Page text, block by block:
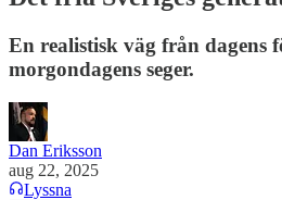
En realistisk väg från dagens
morgondagens seger.
Dan Eriksson
aug 22, 2025
Lyssna